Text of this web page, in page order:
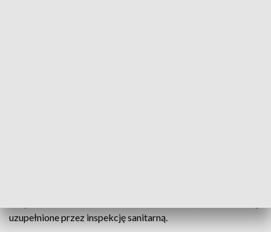
uzupełnione przez inspekcję sanitarną.